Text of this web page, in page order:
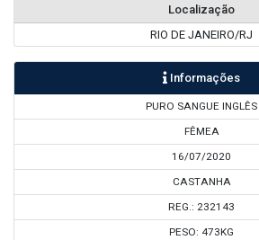
Localização
RIO DE JANEIRO/RJ
Informações
PURO SANGUE INGLÊS
FÊMEA
16/07/2020
CASTANHA
REG.: 232143
PESO: 473KG